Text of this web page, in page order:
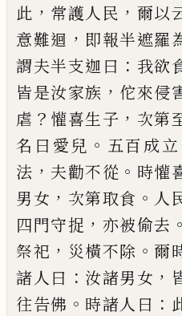
此 ， 常護人民 ， 爾以
意難迴 ， 即報半遮羅
謂夫半支迦曰 ： 我欲
皆是汝家族 ， 佗來侵
虐 ？ 懽喜生子 ， 次第
名曰愛兒 。 五百成立
法 ， 夫勸不從 。 時懽
男女 ， 次第取食 。 人
四門守捉 ， 亦被偷去 。
祭祀 ， 災橫不除 。 爾
諸人曰 ： 汝諸男女 ，
往告佛 。 時諸人曰 ：